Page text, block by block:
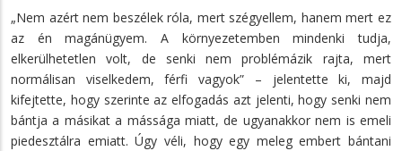
„Nem azért nem beszélek róla, mert szégyellem, hanem mert ez
az én magánügyem. A környezetemben mindenki tudja,
elkerülhetetlen volt, de senki nem problémázik rajta, mert
normálisan viselkedem, férfi vagyok” – jelentette ki, majd
kifejtette, hogy szerinte az elfogadás azt jelenti, hogy senki nem
bántja a másikat a mássága miatt, de ugyanakkor nem is emeli
piedesztálra emiatt. Úgy véli, hogy egy meleg embert bántani